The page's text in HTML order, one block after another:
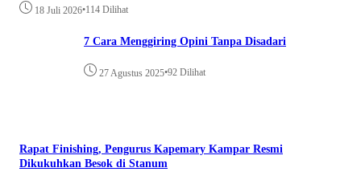
18 Juli 2026•114 Dilihat
7 Cara Menggiring Opini Tanpa Disadari
27 Agustus 2025•92 Dilihat
Rapat Finishing, Pengurus Kapemary Kampar Resmi
Dikukuhkan Besok di Stanum